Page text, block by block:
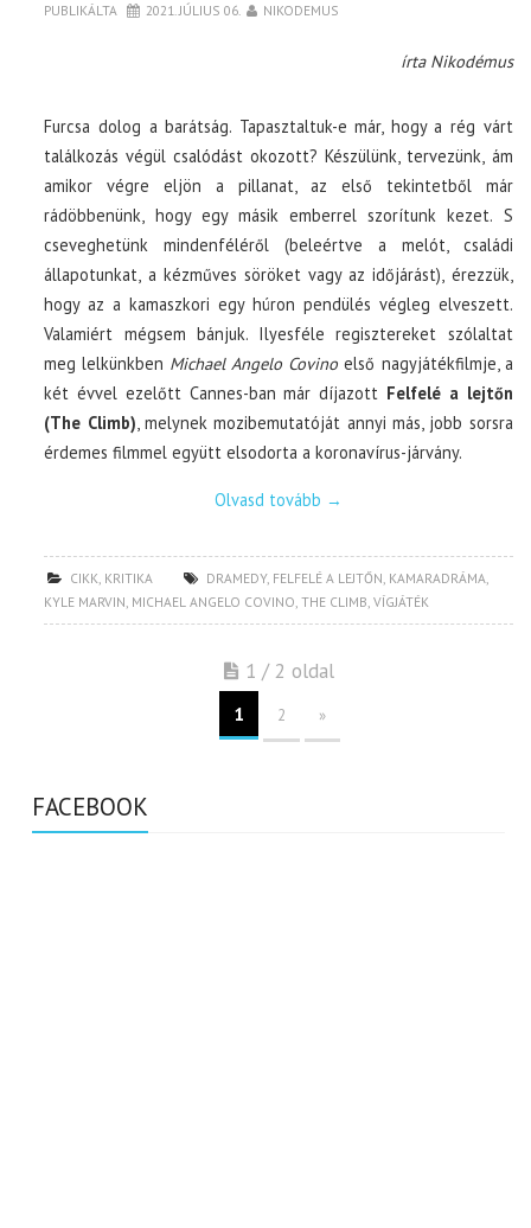
PUBLIKÁLTA 2021. JÚLIUS 06. NIKODEMUS
írta Nikodémus
Furcsa dolog a barátság. Tapasztaltuk-e már, hogy a rég várt
találkozás végül csalódást okozott? Készülünk, tervezünk, ám
amikor végre eljön a pillanat, az első tekintetből már
rádöbbenünk, hogy egy másik emberrel szorítunk kezet. S
cseveghetünk mindenféléről (beleértve a melót, családi
állapotunkat, a kézműves söröket vagy az időjárást), érezzük,
hogy az a kamaszkori egy húron pendülés végleg elveszett.
Valamiért mégsem bánjuk. Ilyesféle regisztereket szólaltat
meg lelkünkben Michael Angelo Covino első nagyjátékfilmje, a
két évvel ezelőtt Cannes-ban már díjazott Felfelé a lejtőn
(The Climb), melynek mozibemutatóját annyi más, jobb sorsra
érdemes filmmel együtt elsodorta a koronavírus-járvány.
Olvasd tovább →
CIKK, KRITIKA DRAMEDY, FELFELÉ A LEJTŐN, KAMARADRÁMA,
KYLE MARVIN, MICHAEL ANGELO COVINO,THE CLIMB,VÍGJÁTÉK
1 / 2 oldal
1 2 »
FACEBOOK